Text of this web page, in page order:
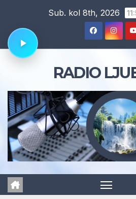
content
Sub. kol 8th, 2026
RADIO